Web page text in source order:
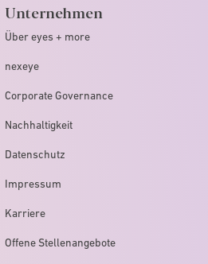
Unternehmen
Über eyes + more
nexeye
Corporate Governance
Nachhaltigkeit
Datenschutz
Impressum
Karriere
Offene Stellenangebote